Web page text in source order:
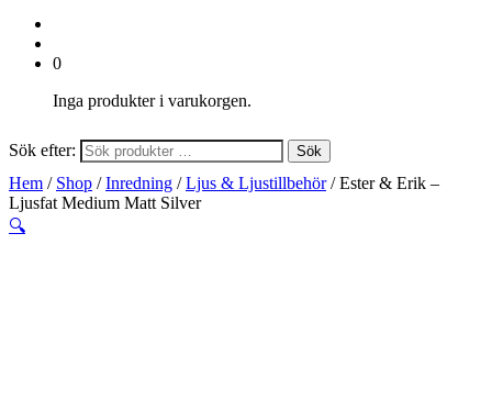
0
Inga produkter i varukorgen.
Sök efter: Sök
Hem / Shop /Inredning /Ljus & Ljustillbehör/ Ester & Erik –
Ljusfat Medium Matt Silver
🔍